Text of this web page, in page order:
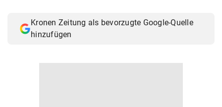
Kronen Zeitung als bevorzugte Google-Quelle
hinzufügen